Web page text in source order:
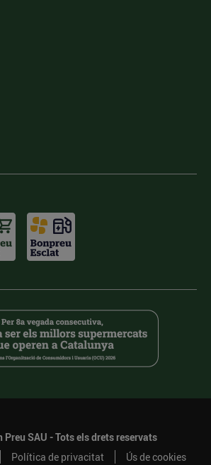
Preu SAU - Tots els drets reservats
Política de privacitat Ús de cookies